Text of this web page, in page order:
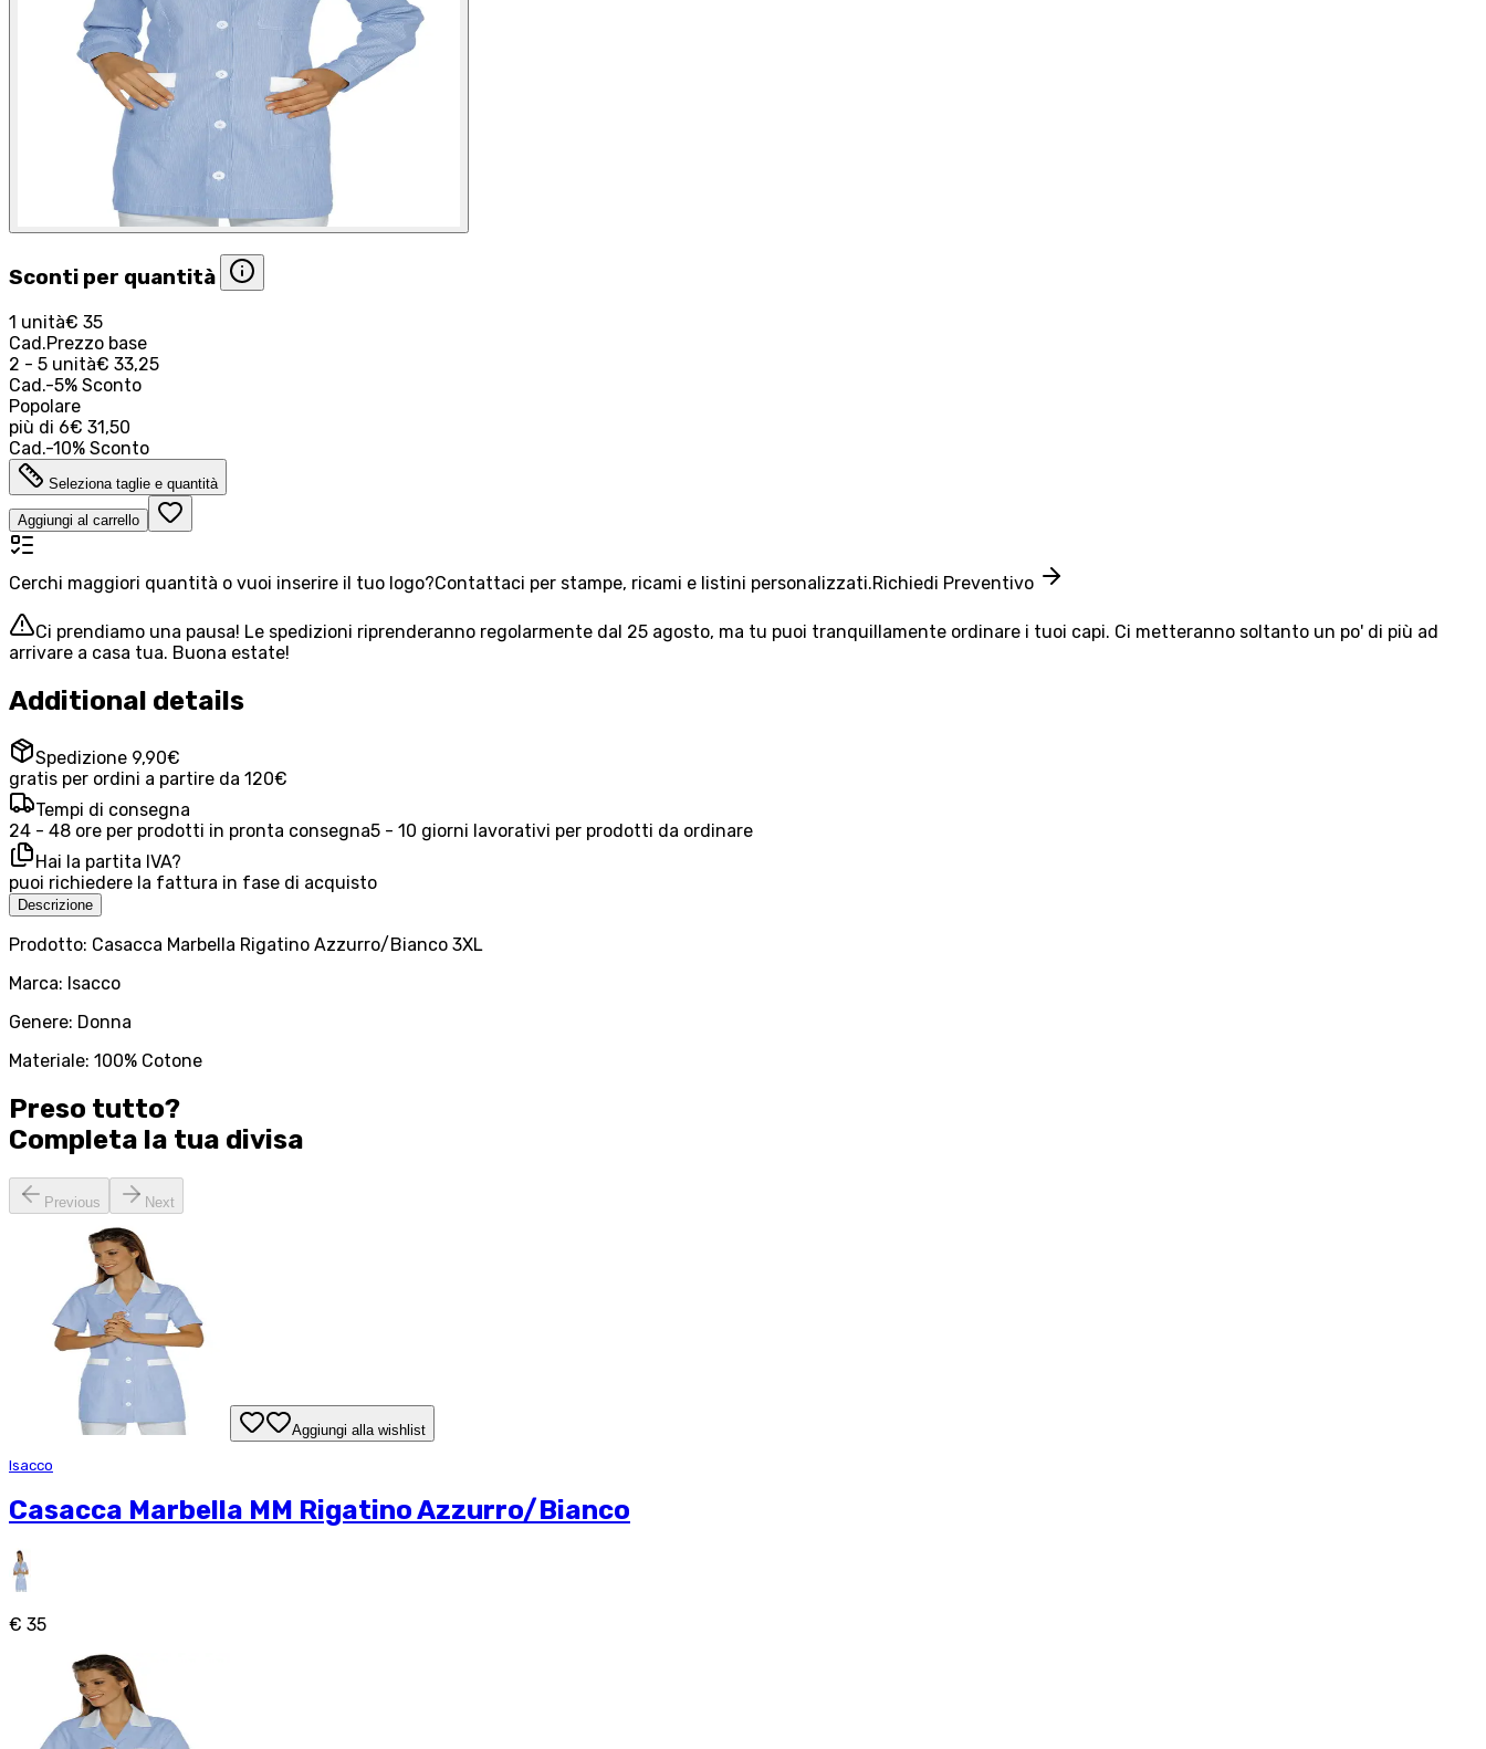
Sconti per quantità
1 unità€ 35
Cad.Prezzo base
2 - 5 unità€ 33,25
Cad.-5% Sconto
Popolare
più di 6€ 31,50
Cad.-10% Sconto
Seleziona taglie e quantità
Aggiungi al carrello
Cerchi maggiori quantità o vuoi inserire il tuo logo?Contattaci per stampe, ricami e listini personalizzati.Richiedi Preventivo
Ci prendiamo una pausa! Le spedizioni riprenderanno regolarmente dal 25 agosto, ma tu puoi tranquillamente ordinare i tuoi capi. Ci metteranno soltanto un po' di più ad
arrivare a casa tua. Buona estate!
Additional details
Spedizione 9,90€
gratis per ordini a partire da 120€
Tempi di consegna
24 - 48 ore per prodotti in pronta consegna5 - 10 giorni lavorativi per prodotti da ordinare
Hai la partita IVA?
puoi richiedere la fattura in fase di acquisto
Descrizione
Prodotto: Casacca Marbella Rigatino Azzurro/Bianco 3XL
Marca: Isacco
Genere: Donna
Materiale: 100% Cotone
Preso tutto?
Completa la tua divisa
Previous Next
Aggiungi alla wishlist
Isacco
Casacca Marbella MM Rigatino Azzurro/Bianco
€ 35